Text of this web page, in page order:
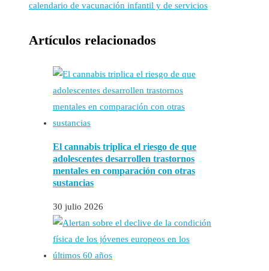
calendario de vacunación infantil y de servicios
Artículos relacionados
El cannabis triplica el riesgo de que
adolescentes desarrollen trastornos
mentales en comparación con otras
sustancias
30 julio 2026